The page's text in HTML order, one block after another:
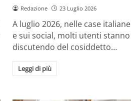
Redazione 23 Luglio 2026
A luglio 2026, nelle case italiane
e sui social, molti utenti stanno
discutendo del cosiddetto…
Leggi di più